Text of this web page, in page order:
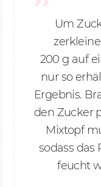
Um
200 g auf
nur so
Ergebnis.
den Zucker
Mixtopf
sodass
feucht